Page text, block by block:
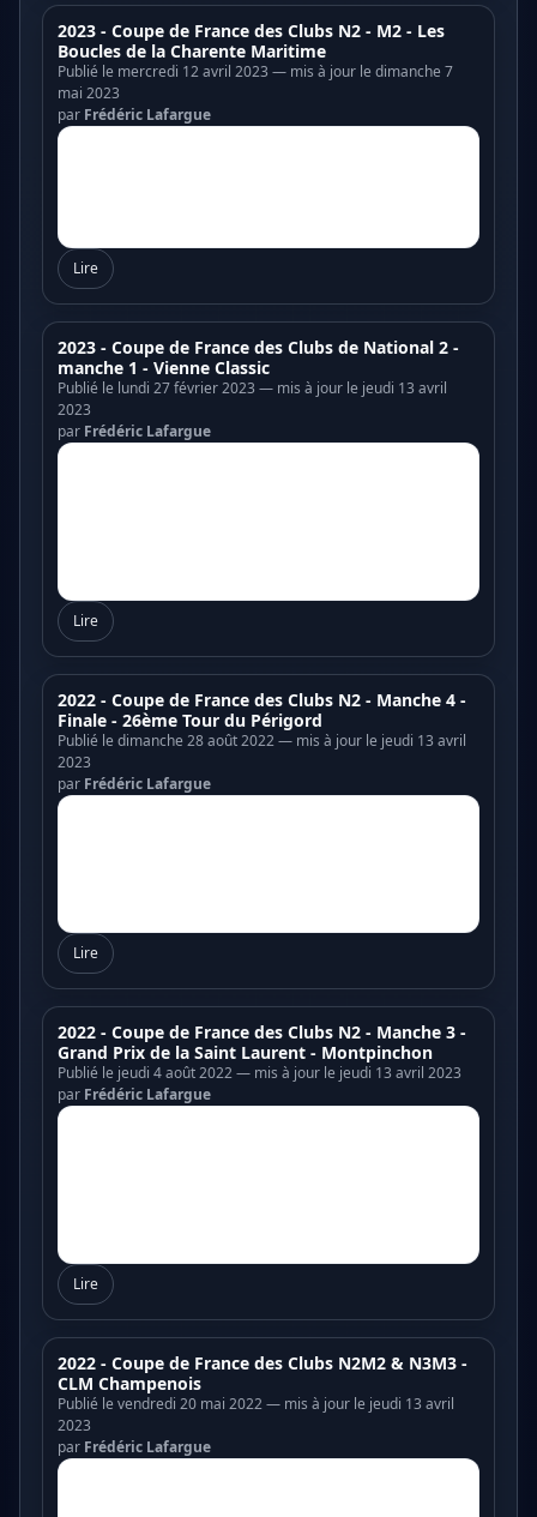
2023 - Coupe de France des Clubs N2 - M2 - Les
Boucles de la Charente Maritime
Publié le mercredi 12 avril 2023 — mis à jour le dimanche 7
mai 2023
par Frédéric Lafargue
Lire
2023 - Coupe de France des Clubs de National 2 -
manche 1 - Vienne Classic
Publié le lundi 27 février 2023 — mis à jour le jeudi 13 avril
2023
par Frédéric Lafargue
Lire
2022 - Coupe de France des Clubs N2 - Manche 4 -
Finale - 26ème Tour du Périgord
Publié le dimanche 28 août 2022 — mis à jour le jeudi 13 avril
2023
par Frédéric Lafargue
Lire
2022 - Coupe de France des Clubs N2 - Manche 3 -
Grand Prix de la Saint Laurent - Montpinchon
Publié le jeudi 4 août 2022 — mis à jour le jeudi 13 avril 2023
par Frédéric Lafargue
Lire
2022 - Coupe de France des Clubs N2M2 & N3M3 -
CLM Champenois
Publié le vendredi 20 mai 2022 — mis à jour le jeudi 13 avril
2023
par Frédéric Lafargue